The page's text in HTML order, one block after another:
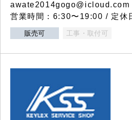
awate2014gogo@icloud.com
営業時間：6:30〜19:00 / 定休
販売可 工事・取付可